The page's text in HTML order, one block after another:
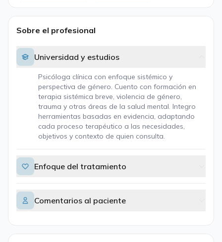
Sobre el profesional
Universidad y estudios
Psicóloga clínica con enfoque sistémico y
perspectiva de género. Cuento con formación en
terapia sistémica breve, violencia de género,
trauma y otras áreas de la salud mental. Integro
herramientas basadas en evidencia, adaptando
cada proceso terapéutico a las necesidades,
objetivos y contexto de quien consulta.
Enfoque del tratamiento
Comentarios al paciente